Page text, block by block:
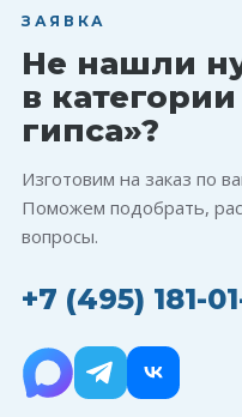
ЗАЯВКА
Не нашли
в
гипса»?
Изготовим на заказ по
Поможем подобрать,
вопросы.
+7 (495) 181-